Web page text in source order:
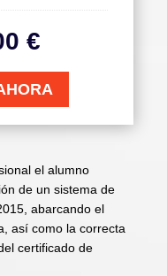
el alumno
de un sistema de
abarcando el
así como la correcta
certificado de
€